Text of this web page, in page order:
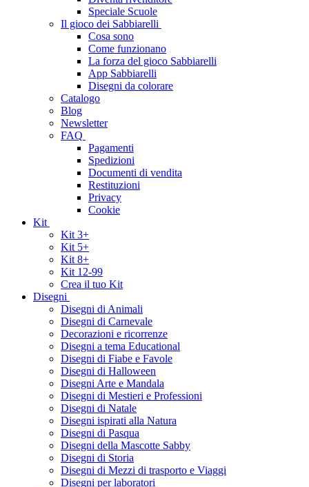
Speciale Scuole
Il gioco dei Sabbiarelli
Cosa sono
Come funzionano
La forza del gioco Sabbiarelli
App Sabbiarelli
Disegni da colorare
Catalogo
Blog
Newsletter
FAQ
Pagamenti
Spedizioni
Documenti di vendita
Restituzioni
Privacy
Cookie
Kit
Kit 3+
Kit 5+
Kit 8+
Kit 12-99
Crea il tuo Kit
Disegni
Disegni di Animali
Disegni di Carnevale
Decorazioni e ricorrenze
Disegni a tema Educational
Disegni di Fiabe e Favole
Disegni di Halloween
Disegni Arte e Mandala
Disegni di Mestieri e Professioni
Disegni di Natale
Disegni ispirati alla Natura
Disegni di Pasqua
Disegni della Mascotte Sabby
Disegni di Storia
Disegni di Mezzi di trasporto e Viaggi
Disegni per laboratori